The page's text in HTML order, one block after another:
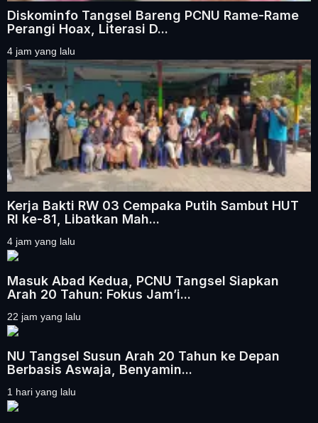
Diskominfo Tangsel Bareng PCNU Rame-Rame
Perangi Hoax, Literasi D...
4 jam yang lalu
Kerja Bakti RW 03 Cempaka Putih Sambut HUT
RI ke-81, Libatkan Mah...
4 jam yang lalu
Masuk Abad Kedua, PCNU Tangsel Siapkan
Arah 20 Tahun: Fokus Jam’i...
22 jam yang lalu
NU Tangsel Susun Arah 20 Tahun ke Depan
Berbasis Aswaja, Benyamin...
1 hari yang lalu